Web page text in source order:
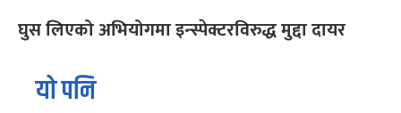
घुस लिएको अभियोगमा इन्स्पेक्टरविरुद्ध मुद्दा दायर
यो पनि